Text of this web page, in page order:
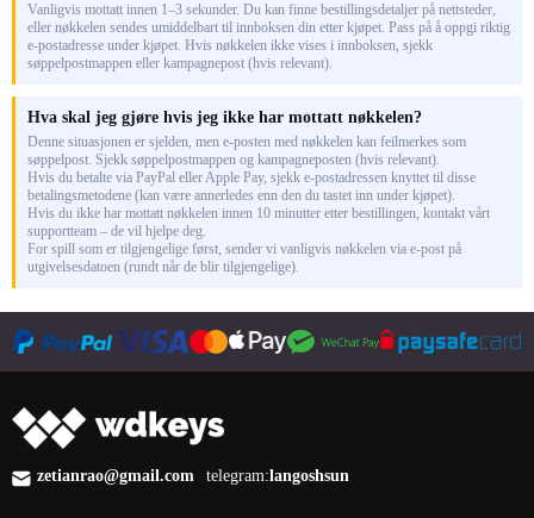
Vanligvis mottatt innen 1–3 sekunder. Du kan finne bestillingsdetaljer på nettsteder,
eller nøkkelen sendes umiddelbart til innboksen din etter kjøpet. Pass på å oppgi riktig
e-postadresse under kjøpet. Hvis nøkkelen ikke vises i innboksen, sjekk
søppelpostmappen eller kampagnepost (hvis relevant).
Hva skal jeg gjøre hvis jeg ikke har mottatt nøkkelen?
Denne situasjonen er sjelden, men e-posten med nøkkelen kan feilmerkes som
søppelpost. Sjekk søppelpostmappen og kampagneposten (hvis relevant).
Hvis du betalte via PayPal eller Apple Pay, sjekk e-postadressen knyttet til disse
betalingsmetodene (kan være annerledes enn den du tastet inn under kjøpet).
Hvis du ikke har mottatt nøkkelen innen 10 minutter etter bestillingen, kontakt vårt
supportteam – de vil hjelpe deg.
For spill som er tilgjengelige først, sender vi vanligvis nøkkelen via e-post på
utgivelsesdatoen (rundt når de blir tilgjengelige).
zetianrao@gmail.com telegram:langoshsun